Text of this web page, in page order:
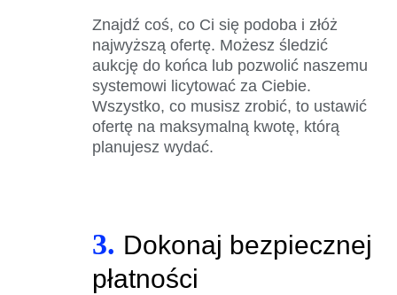
Znajdź coś, co Ci się podoba i złóż
najwyższą ofertę. Możesz śledzić
aukcję do końca lub pozwolić naszemu
systemowi licytować za Ciebie.
Wszystko, co musisz zrobić, to ustawić
ofertę na maksymalną kwotę, którą
planujesz wydać.
3. Dokonaj bezpiecznej
płatności